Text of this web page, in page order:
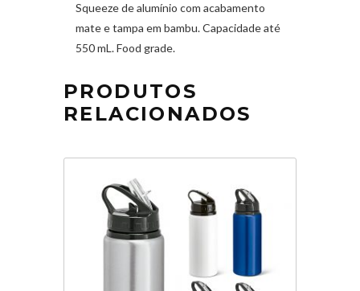
Squeeze de alumínio com acabamento
mate e tampa em bambu. Capacidade até
550 mL. Food grade.
PRODUTOS
RELACIONADOS